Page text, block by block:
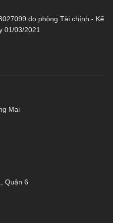
do phòng Tài chính - Kế
01/03/2021
Mai
Quận 6